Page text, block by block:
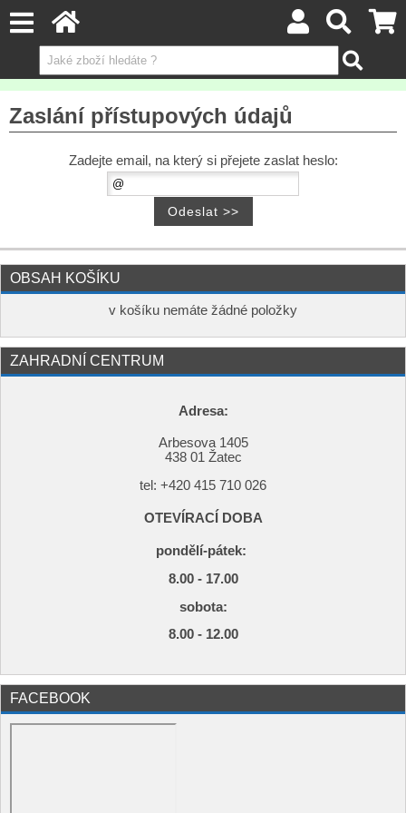
Zaslání přístupových údajů
Zadejte email, na který si přejete zaslat heslo:
OBSAH KOŠÍKU
v košíku nemáte žádné položky
ZAHRADNÍ CENTRUM
Adresa:
Arbesova 1405
438 01 Žatec
tel: +420 415 710 026
OTEVÍRACÍ DOBA
pondělí-pátek:
8.00 - 17.00
sobota:
8.00 - 12.00
FACEBOOK